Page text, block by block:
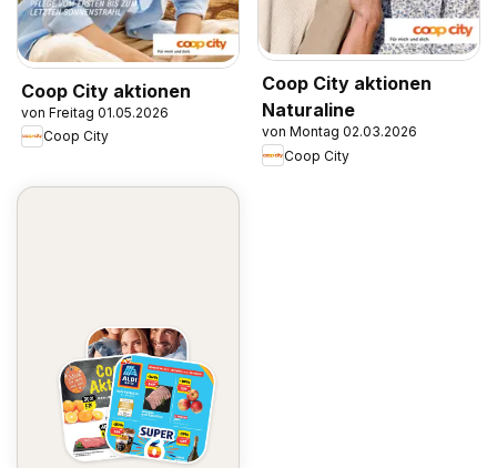
Coop City aktionen
von Freitag 01.05.2026
Coop City
Coop City aktionen
Naturaline
von Montag 02.03.2026
Coop City